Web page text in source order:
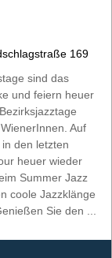
169
sind das
und feiern heuer
Auf
den letzten
heuer wieder
Summer Jazz
coole Jazzklänge
Sie den ...